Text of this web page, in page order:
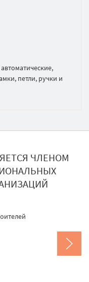
петли, ручки и
ЧЛЕНОМ